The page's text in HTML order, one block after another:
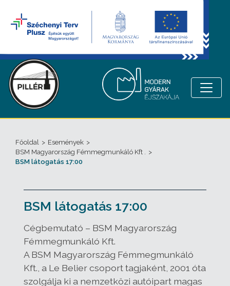
Főoldal > Események >
BSM Magyarország Fémmegmunkáló Kft .
>
BSM látogatás 17:00
BSM látogatás 17:00
Cégbemutató – BSM Magyarország
Fémmegmunkáló Kft.
A BSM Magyarország Fémmegmunkáló
Kft., a Le Belier csoport tagjaként, 2001 óta
szolgálja ki a nemzetközi autóipart magas